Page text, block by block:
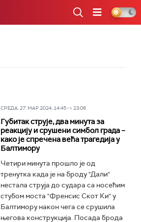
СРЕДА, 27. МАР 2024, 14:45 -> 23:06
Губитак струје, два минута за
реакцију и срушени симбол града –
како је спречена већа трагедија у
Балтимору
Четири минута прошло је од
тренутка када је на броду "Дали"
нестала струја до судара са носећим
стубом моста "Френсис Скот Ки" у
Балтимору након чега се срушила
његова конструкција. Посада брода